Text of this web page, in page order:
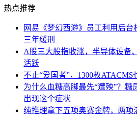
热点推荐
网易《梦幻西游》员工利用后台
三年缓刑
A股三大股指收涨，半导体设备
活跃
不止“爱国者”，1300枚ATACMS
为什么血糖高脚最先“遭殃”？糖
出现这个症状
纯推理拿下五项奥赛金牌，两项